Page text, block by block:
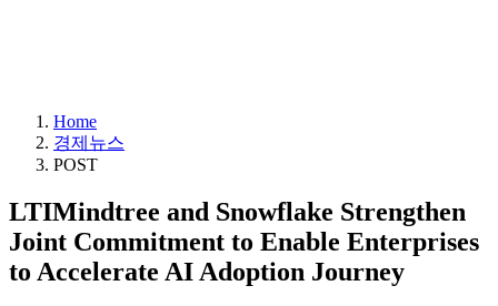
Home
경제뉴스
POST
LTIMindtree and Snowflake Strengthen
Joint Commitment to Enable Enterprises
to Accelerate AI Adoption Journey